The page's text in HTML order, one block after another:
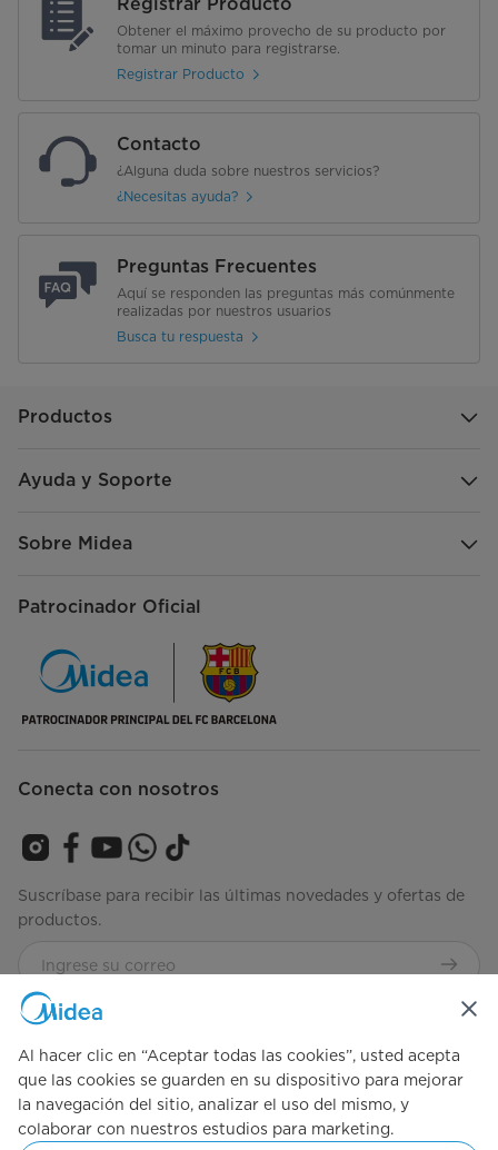
Obtener el máximo provecho de su producto por
tomar un minuto para registrarse.
Registrar Producto
Contacto
¿Alguna duda sobre nuestros servicios?
¿Necesitas ayuda?
Preguntas Frecuentes
Aquí se responden las preguntas más comúnmente
realizadas por nuestros usuarios
Busca tu respuesta
Productos
Ayuda y Soporte
Sobre Midea
Patrocinador Oficial
Conecta con nosotros
Suscríbase para recibir las últimas novedades y ofertas de
productos.
Consulta nuestros términos y condiciones
Términos-de-
Simply ideal
Al hacer clic en “Aceptar todas las cookies”, usted acepta
que las cookies se guarden en su dispositivo para mejorar
la navegación del sitio, analizar el uso del mismo, y
colaborar con nuestros estudios para marketing.